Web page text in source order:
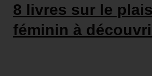
8 livres sur le
féminin à